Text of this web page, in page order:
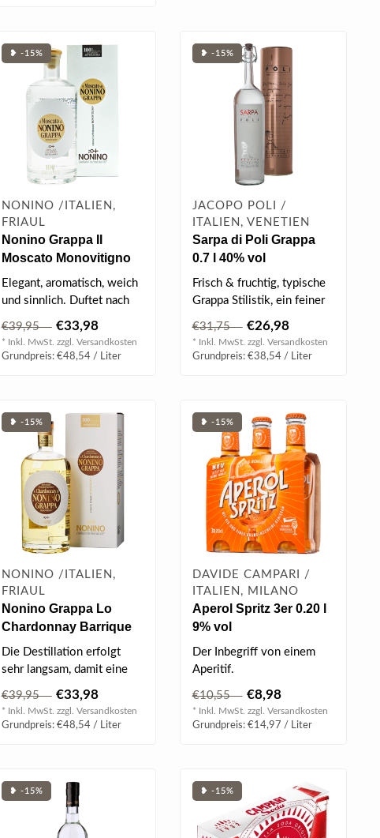
❥ -15%
NONINO /ITALIEN,
FRIAUL
Nonino Grappa Il
Moscato Monovitigno
0.7 l 41% vol
Elegant, aromatisch, weich
und sinnlich. Duftet nach
€39,95 €33,98
* Inkl. MwSt. zzgl. Versandkosten
Grundpreis: €48,54 / Liter
❥ -15%
JACOPO POLI /
ITALIEN, VENETIEN
Sarpa di Poli Grappa
0.7 l 40% vol
Frisch & fruchtig, typische
Grappa Stilistik, ein feiner
€31,75 €26,98
* Inkl. MwSt. zzgl. Versandkosten
Grundpreis: €38,54 / Liter
❥ -15%
NONINO /ITALIEN,
FRIAUL
Nonino Grappa Lo
Chardonnay Barrique
Monovitigno 0.7 l 41%
vol
Die Destillation erfolgt
sehr langsam, damit eine
ansch..
€39,95 €33,98
* Inkl. MwSt. zzgl. Versandkosten
Grundpreis: €48,54 / Liter
❥ -15%
DAVIDE CAMPARI /
ITALIEN, MILANO
Aperol Spritz 3er 0.20 l
9% vol
Der Inbegriff von einem
Aperitif.
€10,55 €8,98
* Inkl. MwSt. zzgl. Versandkosten
Grundpreis: €14,97 / Liter
❥ -15% ❥ -15%